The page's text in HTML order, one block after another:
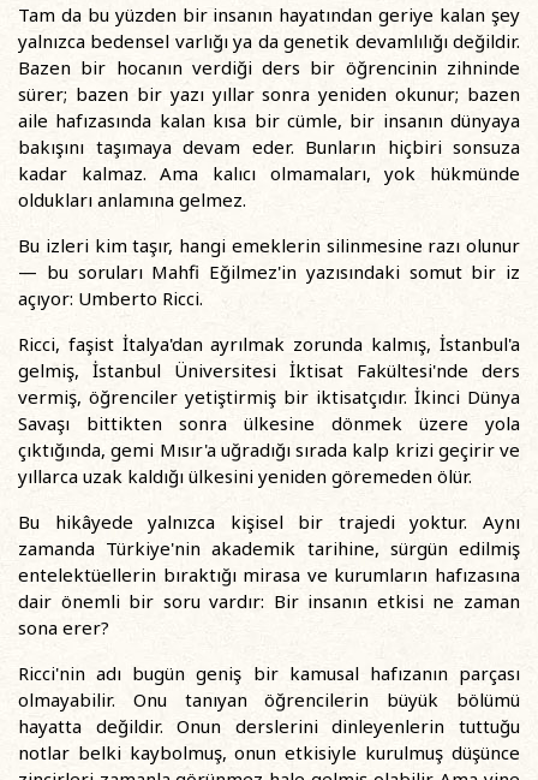
Tam da bu yüzden bir insanın hayatından geriye kalan şey
yalnızca bedensel varlığı ya da genetik devamlılığı değildir.
Bazen bir hocanın verdiği ders bir öğrencinin zihninde
sürer; bazen bir yazı yıllar sonra yeniden okunur; bazen
aile hafızasında kalan kısa bir cümle, bir insanın dünyaya
bakışını taşımaya devam eder. Bunların hiçbiri sonsuza
kadar kalmaz. Ama kalıcı olmamaları, yok hükmünde
oldukları anlamına gelmez.
Bu izleri kim taşır, hangi emeklerin silinmesine razı olunur
— bu soruları Mahfi Eğilmez'in yazısındaki somut bir iz
açıyor: Umberto Ricci.
Ricci, faşist İtalya'dan ayrılmak zorunda kalmış, İstanbul'a
gelmiş, İstanbul Üniversitesi İktisat Fakültesi'nde ders
vermiş, öğrenciler yetiştirmiş bir iktisatçıdır. İkinci Dünya
Savaşı bittikten sonra ülkesine dönmek üzere yola
çıktığında, gemi Mısır'a uğradığı sırada kalp krizi geçirir ve
yıllarca uzak kaldığı ülkesini yeniden göremeden ölür.
Bu hikâyede yalnızca kişisel bir trajedi yoktur. Aynı
zamanda Türkiye'nin akademik tarihine, sürgün edilmiş
entelektüellerin bıraktığı mirasa ve kurumların hafızasına
dair önemli bir soru vardır: Bir insanın etkisi ne zaman
sona erer?
Ricci'nin adı bugün geniş bir kamusal hafızanın parçası
olmayabilir. Onu tanıyan öğrencilerin büyük bölümü
hayatta değildir. Onun derslerini dinleyenlerin tuttuğu
notlar belki kaybolmuş, onun etkisiyle kurulmuş düşünce